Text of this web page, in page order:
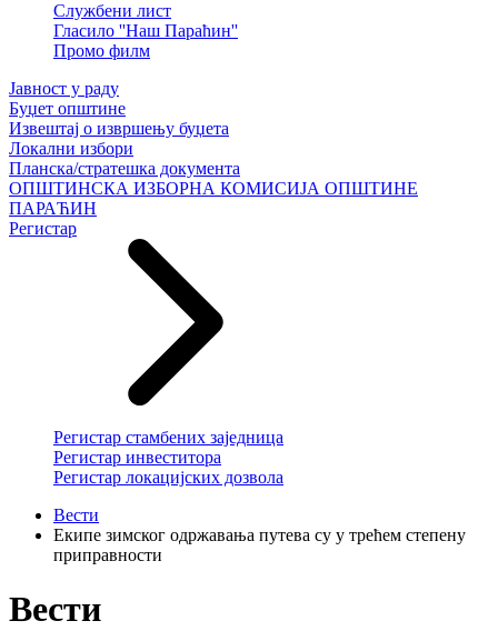
Службени лист
Гласило ''Наш Параћин''
Промо филм
Јавност у раду
Буџет општине
Извештај о извршењу буџета
Локални избори
Планска/стратешка документа
ОПШТИНСКА ИЗБОРНА КОМИСИЈА ОПШТИНЕ
ПАРАЋИН
Регистар
Регистар стамбених заједница
Регистар инвеститора
Регистар локацијских дозвола
Вести
Екипе зимског одржавања путева су у трећем степену
приправности
Вести